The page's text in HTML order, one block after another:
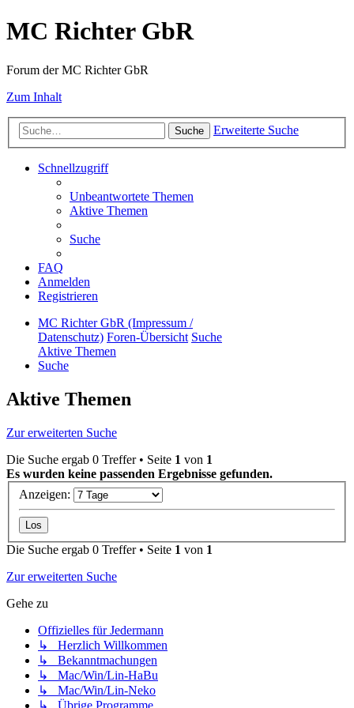
MC Richter GbR
Forum der MC Richter GbR
Zum Inhalt
Suche Erweiterte Suche
Schnellzugriff
Unbeantwortete Themen
Aktive Themen
Suche
FAQ
Anmelden
Registrieren
MC Richter GbR (Impressum /
Datenschutz) Foren-Übersicht Suche
Aktive Themen
Suche
Aktive Themen
Zur erweiterten Suche
Die Suche ergab 0 Treffer • Seite 1 von 1
Es wurden keine passenden Ergebnisse gefunden.
Anzeigen:
Die Suche ergab 0 Treffer • Seite 1 von 1
Zur erweiterten Suche
Gehe zu
Offizielles für Jedermann
↳ Herzlich Willkommen
↳ Bekanntmachungen
↳ Mac/Win/Lin-HaBu
↳ Mac/Win/Lin-Neko
↳ Übrige Programme